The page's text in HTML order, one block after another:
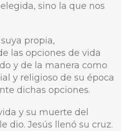
sino la que nos
propia,
las opciones de vida
y de la manera como
y religioso de su época
dichas opciones.
y su muerte del
dio. Jesús llenó su cruz.